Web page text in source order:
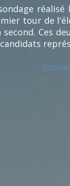
(6)
tour de
second. Ces